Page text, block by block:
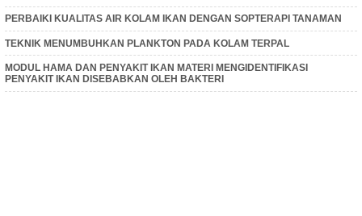
PERBAIKI KUALITAS AIR KOLAM IKAN DENGAN SOPTERAPI TANAMAN
TEKNIK MENUMBUHKAN PLANKTON PADA KOLAM TERPAL
MODUL HAMA DAN PENYAKIT IKAN MATERI MENGIDENTIFIKASI
PENYAKIT IKAN DISEBABKAN OLEH BAKTERI